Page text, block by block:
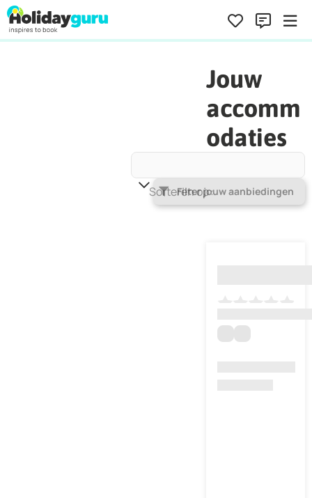
Jouw
accomm
odaties
Filter jouw aanbiedingen
Sorteren op Populariteit